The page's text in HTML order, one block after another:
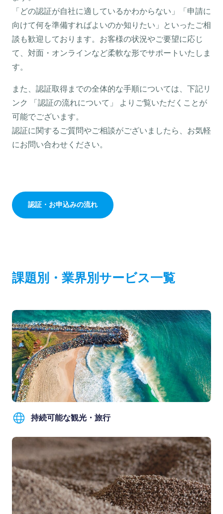
「どの認証が自社に適しているかわからない」「申請に
向けて何を準備すればよいのか知りたい」といったご相
談も歓迎しております。お客様の状況やご要望に応じ
て、対面・オンラインなど柔軟な形でサポートいたしま
す。
また、認証取得までの全体的な手順については、下記リ
ンク 「認証の流れについて」 よりご覧いただくことが
可能でございます。
認証に関するご質問やご相談がございましたら、お気軽
にお問い合わせください。
認証・お申込みの流れ
課題別・業界別サービス一覧
持続可能な観光・旅行